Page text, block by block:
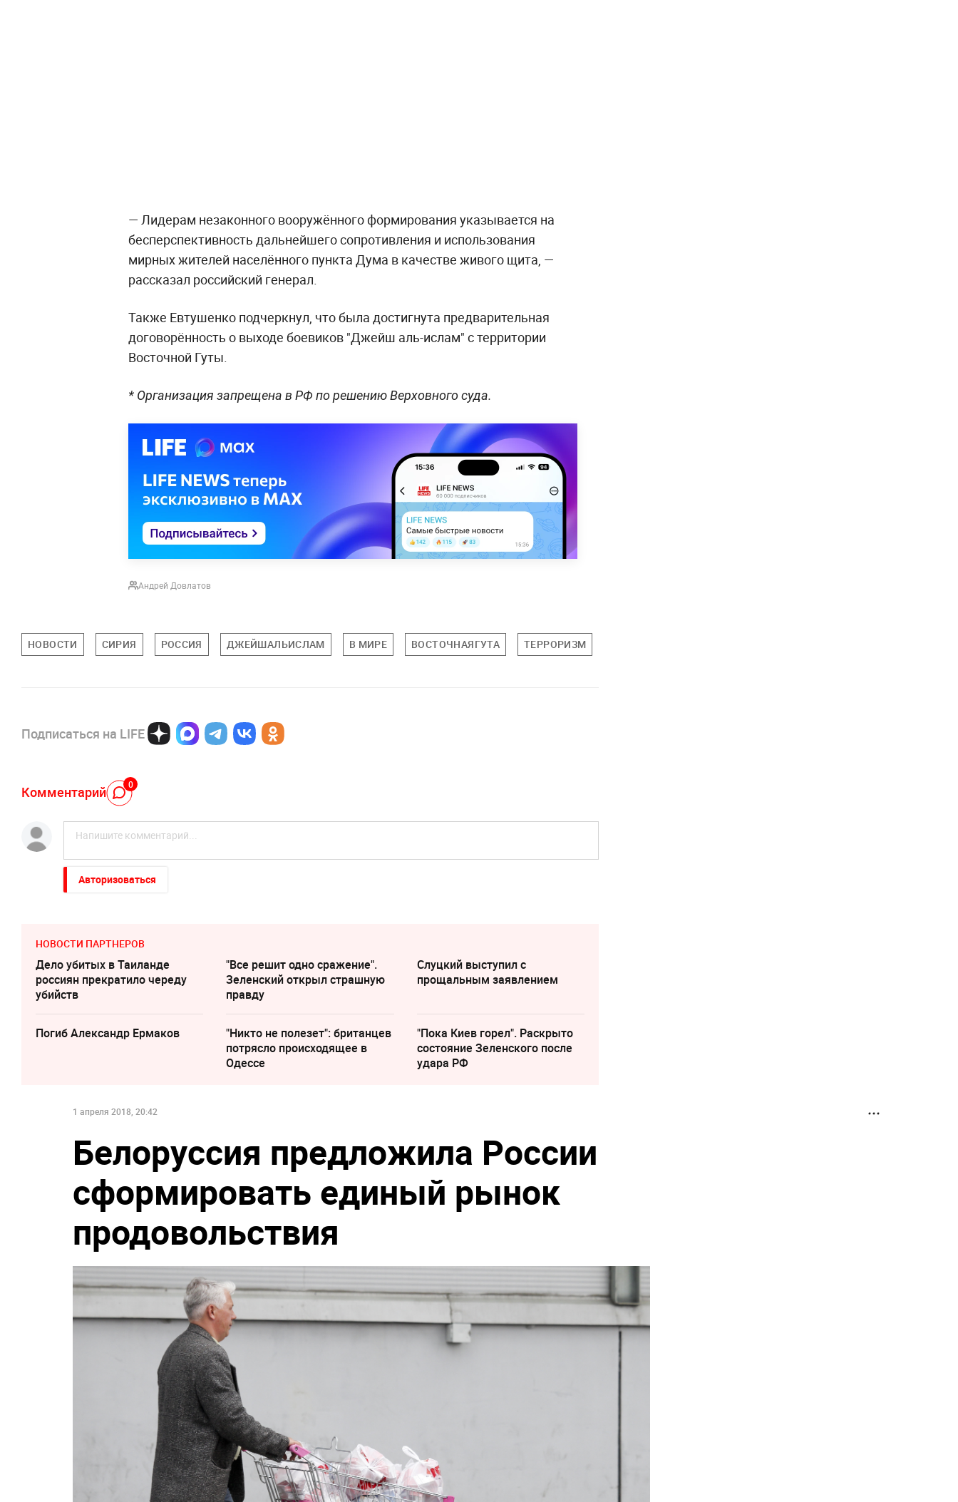
— Лидерам незаконного вооружённого формирования указывается на
бесперспективность дальнейшего сопротивления и использования
мирных жителей населённого пункта Дума в качестве живого щита, —
рассказал российский генерал.
Также Евтушенко подчеркнул, что была достигнута предварительная
договорённость о выходе боевиков "Джейш аль-ислам" с территории
Восточной Гуты.
* Организация запрещена в РФ по решению Верховного суда.
Андрей Довлатов
НОВОСТИ СИРИЯ РОССИЯ ДЖЕЙШАЛЬИСЛАМ В МИРЕ ВОСТОЧНАЯГУТА ТЕРРОРИЗМ
Подписаться на LIFE
Комментарий 0
Авторизоваться
НОВОСТИ ПАРТНЕРОВ
Дело убитых в Таиланде
россиян прекратило череду
убийств
"Все решит одно сражение".
Зеленский открыл страшную
правду
Слуцкий выступил с
прощальным заявлением
Погиб Александр Ермаков
"Никто не полезет": британцев
потрясло происходящее в
Одессе
"Пока Киев горел". Раскрыто
состояние Зеленского после
удара РФ
1 апреля 2018, 20:42
Белоруссия предложила России
сформировать единый рынок
продовольствия